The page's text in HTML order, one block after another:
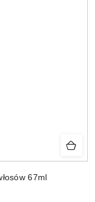
67ml